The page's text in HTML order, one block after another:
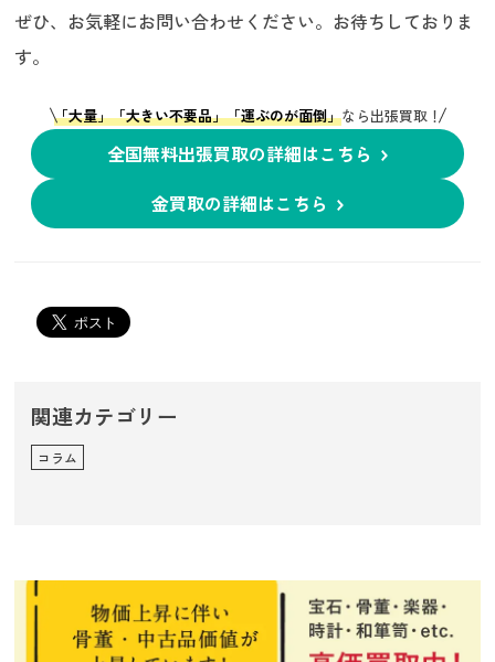
ぜひ、お気軽にお問い合わせください。お待ちしておりま
す。
「大量」「大きい不要品」「運ぶのが面倒」なら出張買取！
全国無料出張買取の詳細はこちら
金買取の詳細はこちら
関連カテゴリー
コラム